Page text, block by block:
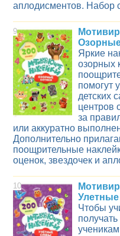
аплодисментов. Набор
9
Яркие
озорных
помогут
детских
центров
за
или аккуратно
Дополнительно
поощрительные
оценок, звездочек и
10
Чтобы